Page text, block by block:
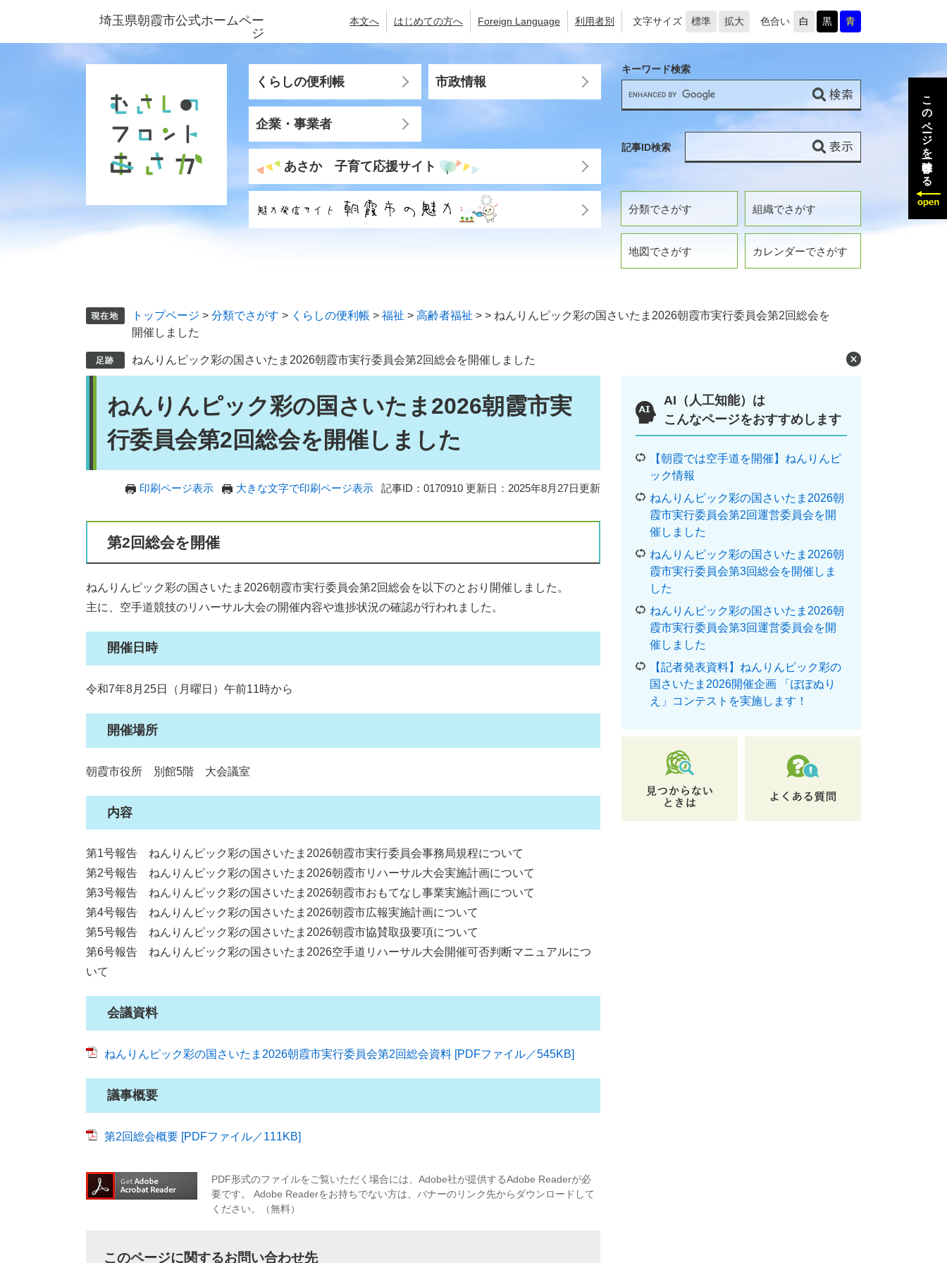
ジ
ュ
埼玉県朝霞市公式ホームペー
ジ
本文へ はじめての方へ Foreign Language 利用者別 文字サイズ 標準 拡大 色合い 白 黒 青
くらしの便利帳 市政情報
企業・事業者
あさか 子育て応援サイト
分類でさがす 組織でさがす
地図でさがす カレンダーでさがす
キーワード検索
記事ID検索
トップページ > 分類でさがす > くらしの便利帳 > 福祉 > 高齢者福祉 > > ねんりんピック彩の国さいたま2026朝霞市実行委員会第2回総会を
開催しました
ねんりんピック彩の国さいたま2026朝霞市実行委員会第2回総会を開催しました
ねんりんピック彩の国さいたま2026朝霞市実
行委員会第2回総会を開催しました
印刷ページ表示 大きな文字で印刷ページ表示 記事ID：0170910 更新日：2025年8月27日更新
第2回総会を開催
ねんりんピック彩の国さいたま2026朝霞市実行委員会第2回総会を以下のとおり開催しました。
主に、空手道競技のリハーサル大会の開催内容や進捗状況の確認が行われました。​​
開催日時
令和7年8月25日（月曜日）午前11時から
開催場所
朝霞市役所 別館5階 大会議室
内容
第1号報告 ねんりんピック彩の国さいたま2026朝霞市実行委員会事務局規程について
第2号報告 ねんりんピック彩の国さいたま2026朝霞市リハーサル大会実施計画について
第3号報告 ねんりんピック彩の国さいたま2026朝霞市おもてなし事業実施計画について
第4号報告 ねんりんピック彩の国さいたま2026朝霞市広報実施計画について
​第5号報告 ねんりんピック彩の国さいたま2026朝霞市協賛取扱要項について
第6号報告 ねんりんピック彩の国さいたま2026空手道リハーサル大会開催可否判断マニュアルにつ
いて
会議資料
ねんりんピック彩の国さいたま2026朝霞市実行委員会第2回総会資料 [PDFファイル／545KB]
議事概要
第2回総会概要 [PDFファイル／111KB]
PDF形式のファイルをご覧いただく場合には、Adobe社が提供するAdobe Readerが必
要です。
Adobe Readerをお持ちでない方は、バナーのリンク先からダウンロードして
ください。（無料）
このページに関するお問い合わせ先
AI（人工知能）は
こんなページをおすすめします
【朝霞では空手道を開催】ねんりんピ
ック情報
ねんりんピック彩の国さいたま2026朝
霞市実行委員会第2回運営委員会を開
催しました
ねんりんピック彩の国さいたま2026朝
霞市実行委員会第3回総会を開催しま
した
ねんりんピック彩の国さいたま2026朝
霞市実行委員会第3回運営委員会を開
催しました
【記者発表資料】ねんりんピック彩の
国さいたま2026開催企画 「ぽぽぬり
え」コンテストを実施します！
このページを一時保存する